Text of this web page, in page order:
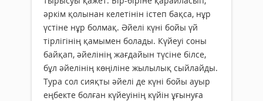
әркім қолынан келетінін істеп бақса, нұр
үстіне нұр болмақ. Әйелі күні бойы үй
тірлігінің қамымен болады. Күйеуі соны
байқап, әйелінің жағдайын түсіне білсе,
бұл әйелінің көңіліне жылылық сыйлайды.
Тура сол сияқты әйелі де күні бойы ауыр
еңбекте болған күйеуінің күйін ұғынуға